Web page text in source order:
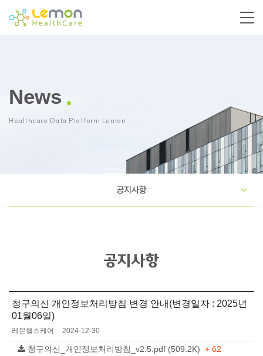
News
Healthcare Data Platform Lemon
공지사항
공지사항
청구의신 개인정보처리방침 변경 안내(변경일자 : 2025년
01월06일)
레몬헬스케어 2024-12-30
청구의신_개인정보처리방침_v2.5.pdf (509.2K) + 62